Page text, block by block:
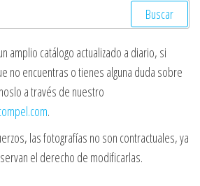
amplio catálogo actualizado a diario, si
no encuentras o tienes alguna duda sobre
a través de nuestro
.
las fotografías no son contractuales, ya
el derecho de modificarlas.